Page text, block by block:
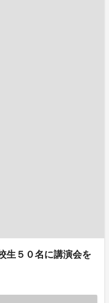
生５０名に講演会を